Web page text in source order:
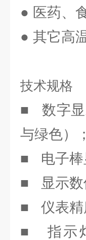
● 医药、
● 其它高
技术规格
■ 数字
与绿色）
■ 电子
■ 显示数
■ 仪表
■ 指示